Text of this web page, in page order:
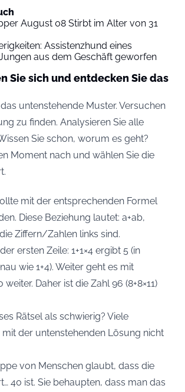
August 08 Stirbt im Alter von 31
Assistenzhund eines
aus dem Geschäft geworfen
Sie sich und entdecken Sie das
untenstehende Muster. Versuchen
zu finden. Analysieren Sie alle
Sie schon, worum es geht?
Moment nach und wählen Sie die
mit der entsprechenden Formel
Diese Beziehung lautet: a+ab,
Ziffern/Zahlen links sind.
ersten Zeile: 1+1×4 ergibt 5 (in
wie 1+4). Weiter geht es mit
weiter. Daher ist die Zahl 96 (8+8×11)
Rätsel als schwierig? Viele
mit der untenstehenden Lösung nicht
von Menschen glaubt, dass die
40 ist. Sie behaupten, dass man das